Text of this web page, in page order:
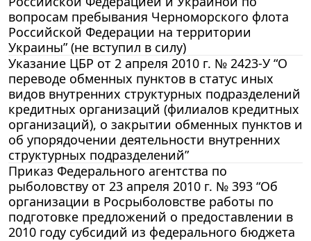
вопросам пребывания Черноморского флота
Российской Федерации на территории
Украины” (не вступил в силу)
Указание ЦБР от 2 апреля 2010 г. № 2423-У “О
переводе обменных пунктов в статус иных
видов внутренних структурных подразделений
кредитных организаций (филиалов кредитных
организаций), о закрытии обменных пунктов и
об упорядочении деятельности внутренних
структурных подразделений”
Приказ Федерального агентства по
рыболовству от 23 апреля 2010 г. № 393 “Об
организации в Росрыболовстве работы по
подготовке предложений о предоставлении в
2010 году субсидий из федерального бюджета